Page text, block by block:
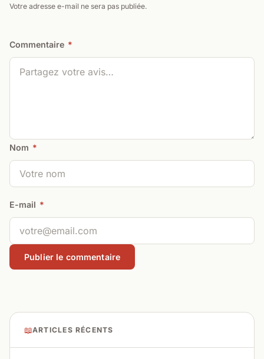
Votre adresse e-mail ne sera pas publiée.
Commentaire *
Nom *
E-mail *
📖ARTICLES RÉCENTS